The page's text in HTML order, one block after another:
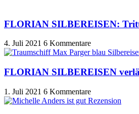
FLORIAN SILBEREISEN:
4. Juli 2021 6 Kommentare
FLORIAN SILBEREISEN
1. Juli 2021 6 Kommentare